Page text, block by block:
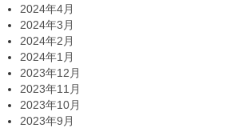
2024年4月
2024年3月
2024年2月
2024年1月
2023年12月
2023年11月
2023年10月
2023年9月